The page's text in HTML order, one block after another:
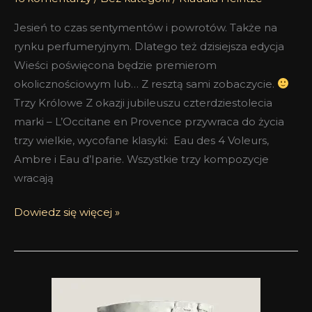
Jesień to czas sentymentów i powrotów. Także na
rynku perfumeryjnym. Dlatego też dzisiejsza edycja
Wieści poświęcona będzie premierom
okolicznościowym lub… Z resztą sami zobaczycie.
Trzy Królowe Z okazji jubileuszu czterdziestolecia
marki – L’Occitane en Provence przywraca do życia
trzy wielkie, wycofane klasyki: Eau des 4 Voleurs,
Ambre i Eau d’Iparie. Wszystkie trzy kompozycje
wracają
Dowiedz się więcej »